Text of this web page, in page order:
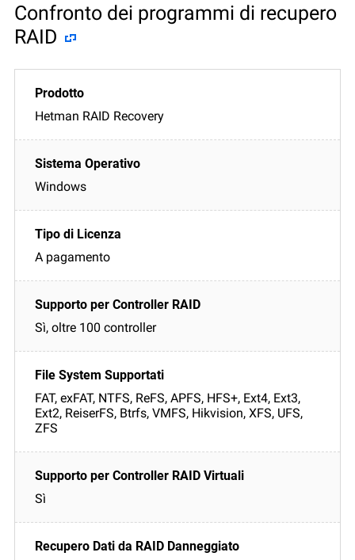
Confronto dei programmi di recupero
RAID
Hetman RAID Recovery
Windows
A pagamento
Sì, oltre 100 controller
FAT, exFAT, NTFS, ReFS, APFS, HFS+, Ext4, Ext3,
Ext2, ReiserFS, Btrfs, VMFS, Hikvision, XFS, UFS,
ZFS
Sì